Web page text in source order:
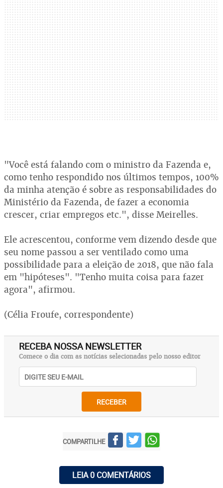
"Você está falando com o ministro da Fazenda e,
como tenho respondido nos últimos tempos, 100%
da minha atenção é sobre as responsabilidades do
Ministério da Fazenda, de fazer a economia
crescer, criar empregos etc.", disse Meirelles.
Ele acrescentou, conforme vem dizendo desde que
seu nome passou a ser ventilado como uma
possibilidade para a eleição de 2018, que não fala
em "hipóteses". "Tenho muita coisa para fazer
agora", afirmou.
(Célia Froufe, correspondente)
RECEBA NOSSA NEWSLETTER
Comece o dia com as notícias selecionadas pelo nosso editor
RECEBER
COMPARTILHE
LEIA 0 COMENTÁRIOS